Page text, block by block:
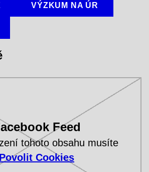
VÝZKUM NA ÚR
Feed
tohoto obsahu musíte
Povolit Cookies